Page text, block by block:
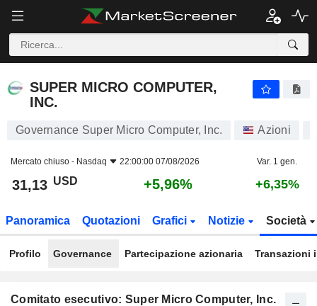
SUPER MICRO COMPUTER,
INC.
Governance Super Micro Computer, Inc. Azioni
Mercato chiuso - Nasdaq 22:00:00 07/08/2026 Var. 1 gen.
31,13 USD +5,96% +6,35%
Panoramica Quotazioni Grafici Notizie Società
Profilo Governance Partecipazione azionaria Transazioni
Comitato esecutivo: Super Micro Computer, Inc.